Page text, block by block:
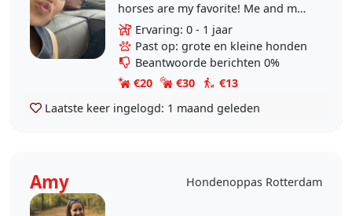
horses are my favorite! Me and my
boyfriend have often taken care of
our friends/family's dogs - once
they leave we..
Ervaring: 0 - 1 jaar
Past op: grote en kleine honden
Beantwoorde berichten 0%
€20
€30
€13
Laatste keer ingelogd: 1 maand geleden
Amy Hondenoppas Rotterdam